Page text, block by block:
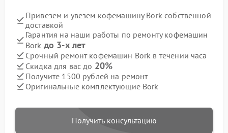
Привезем и увезем кофемашину Bork собственной
доставкой
Гарантия на наши работы по ремонту кофемашин
Bork до 3-х лет
Срочный ремонт кофемашин Bork в течении часа
Скидка для вас до 20%
Получите 1500 рублей на ремонт
Оригинальные комплектующие Bork
Получить консультацию